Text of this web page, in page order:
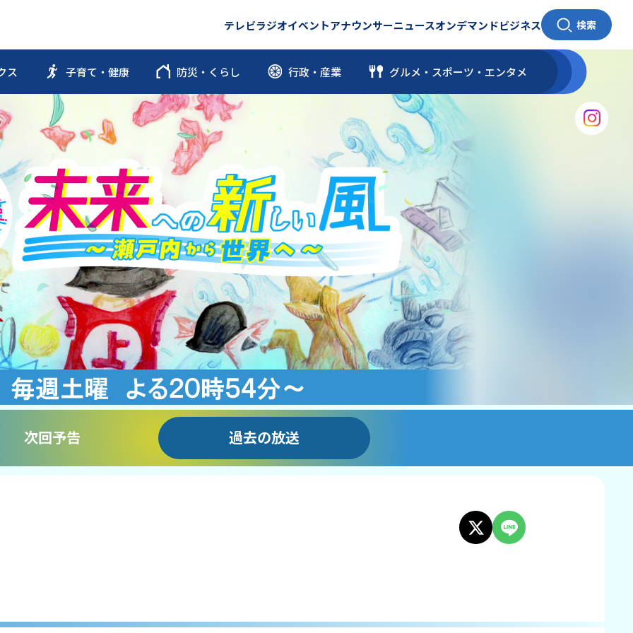
テレビラジオイベントアナウンサーニュースオンデマンドビジネス 検索
ス 子育て・健康 防災・くらし 行政・産業 グルメ・スポーツ ・ エンタメ
次回予告 過去の放送